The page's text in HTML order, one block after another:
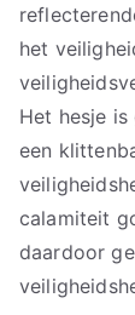
het
Het hesje
een
calamiteit
daardoor